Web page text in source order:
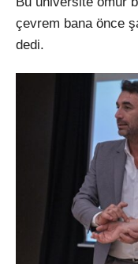
çevrem bana önce
dedi.